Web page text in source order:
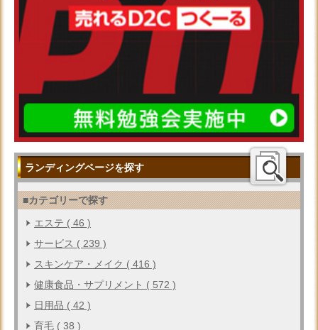
ランディングページを探す
■カテゴリーで探す
エステ ( 46 )
サービス ( 239 )
スキンケア・メイク ( 416 )
健康食品・サプリメント ( 572 )
日用品 ( 42 )
育毛 ( 38 )